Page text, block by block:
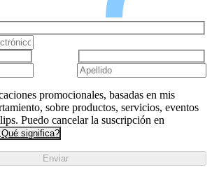
promocionales, basadas en mis
sobre productos, servicios, eventos
Puedo cancelar la suscripción en
significa?
Enviar